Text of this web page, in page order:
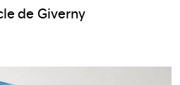
de Giverny